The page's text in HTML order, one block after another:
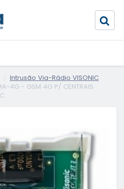
Intrusão Via-Rádio VISONIC
4G - GSM 4G P/ CENTRAIS